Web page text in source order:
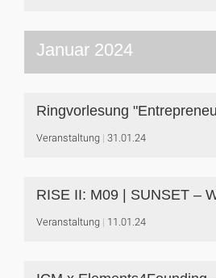
Januar 2024
Ringvorlesung
Veranstaltung 31.01.24
RISE II: M09 | SUNSET –
Veranstaltung 11.01.24